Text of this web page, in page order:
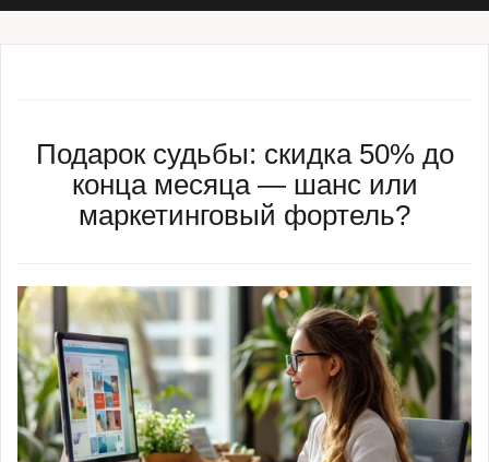
Подарок судьбы: скидка 50% до
конца месяца — шанс или
маркетинговый фортель?